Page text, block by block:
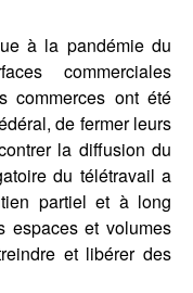
à la pandémie du
commerciales
commerces ont été
de fermer leurs
la diffusion du
du télétravail a
partiel et à long
espaces et volumes
et libérer des